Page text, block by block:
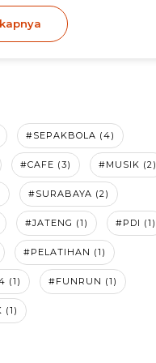
#SEPAKBOLA (4)
#CAFE (3) #MUSIK (2)
#SURABAYA (2)
#JATENG (1) #PDI (1)
#PELATIHAN (1)
(1) #FUNRUN (1)
(1)